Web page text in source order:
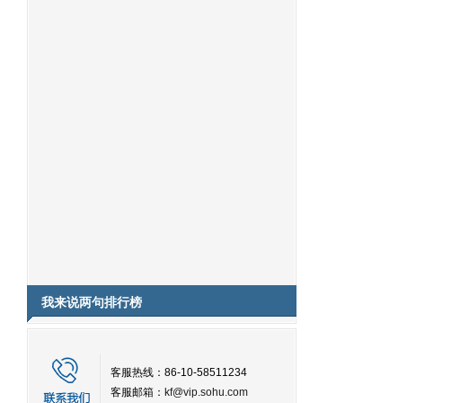
我来说两句排行榜
客服热线：86-10-58511234
客服邮箱： kf@vip.sohu.com